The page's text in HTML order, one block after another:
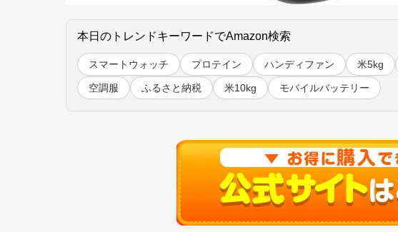
本日のトレンドキーワードでAmazon検索
スマートウォッチ プロテイン ハンディファン 米5kg
空調服 ふるさと納税 米10kg モバイルバッテリー